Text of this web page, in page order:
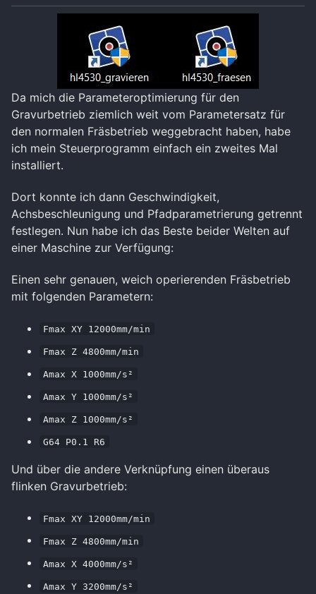
Da mich die Parameteroptimierung für den
Gravurbetrieb ziemlich weit vom Parametersatz für
den normalen Fräsbetrieb weggebracht haben, habe
ich mein Steuerprogramm einfach ein zweites Mal
installiert.
Dort konnte ich dann Geschwindigkeit,
Achsbeschleunigung und Pfadparametrierung getrennt
festlegen. Nun habe ich das Beste beider Welten auf
einer Maschine zur Verfügung:
Einen sehr genauen, weich operierenden Fräsbetrieb
mit folgenden Parametern:
Fmax XY 12000mm/min
Fmax Z 4800mm/min
Amax X 1000mm/s²
Amax Y 1000mm/s²
Amax Z 1000mm/s²
G64 P0.1 R6
Und über die andere Verknüpfung einen überaus
flinken Gravurbetrieb:
Fmax XY 12000mm/min
Fmax Z 4800mm/min
Amax X 4000mm/s²
Amax Y 3200mm/s²